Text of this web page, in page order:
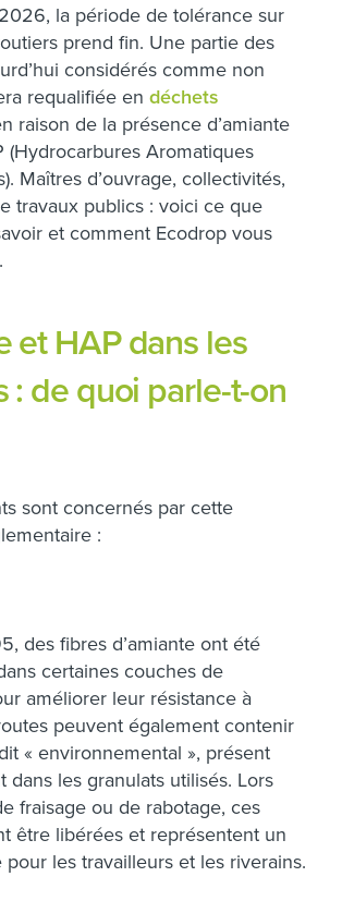
la période de tolérance sur
prend fin. Une partie des
considérés comme non
requalifiée endéchets
raison de la présence d’amiante
(Hydrocarbures Aromatiques
Maîtres d’ouvrage, collectivités,
travaux publics : voici ce que
et comment Ecodrop vous
et HAP dans les
: de quoi parle-t-on
sont concernés par cette
:
des fibres d’amiante ont été
certaines couches de
améliorer leur résistance à
peuvent également contenir
« environnemental », présent
dans les granulats utilisés. Lors
fraisage ou de rabotage, ces
être libérées et représentent un
les travailleurs et les riverains.